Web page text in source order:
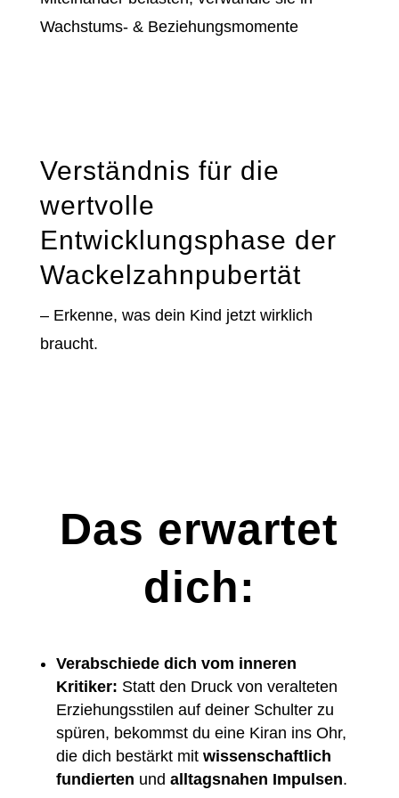
Wachstums- & Beziehungsmomente
Verständnis für die
wertvolle
Entwicklungsphase der
Wackelzahnpubertät
– Erkenne, was dein Kind jetzt wirklich
braucht.
Das erwartet
dich:
Verabschiede dich vom inneren
Kritiker: Statt den Druck von veralteten
Erziehungsstilen auf deiner Schulter zu
spüren, bekommst du eine Kiran ins Ohr,
die dich bestärkt mit wissenschaftlich
fundierten und alltagsnahen Impulsen.